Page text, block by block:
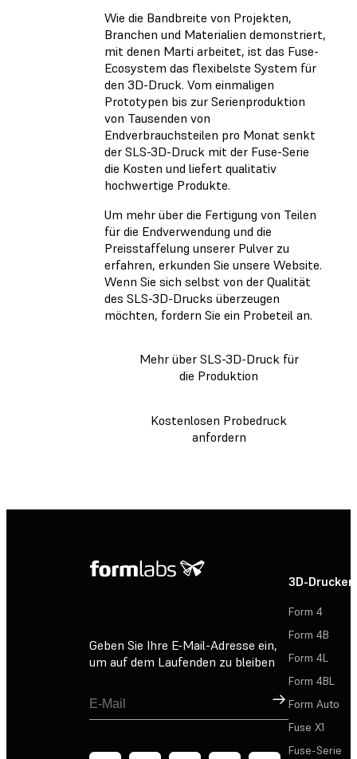
Wie die Bandbreite von Projekten,
Branchen und Materialien demonstriert,
mit denen Marti arbeitet, ist das Fuse-
Ecosystem das flexibelste System für
den 3D-Druck. Vom einmaligen
Prototypen bis zur Serienproduktion
von Tausenden von
Endverbrauchsteilen pro Monat senkt
der SLS-3D-Druck mit der Fuse-Serie
die Kosten und liefert qualitativ
hochwertige Produkte.
Um mehr über die Fertigung von Teilen
für die Endverwendung und die
Preisstaffelung unserer Pulver zu
erfahren, erkunden Sie unsere Website.
Wenn Sie sich selbst von der Qualität
des SLS-3D-Drucks überzeugen
möchten, fordern Sie ein Probeteil an.
Mehr über SLS-3D-Druck für
die Produktion
Kostenlosen Probedruck
anfordern
Geben Sie Ihre E-Mail-Adresse ein,
um auf dem Laufenden zu bleiben
Registrieren
3D-Drucker
Form 4
Form 4B
Form 4L
Form 4BL
Form Auto
Fuse X1
Fuse-Serie